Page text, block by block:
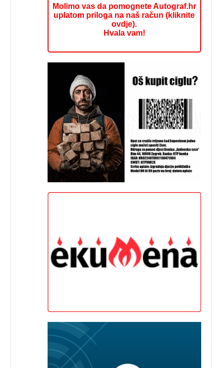
Molimo vas da pomognete Autograf.hr
uplatom priloga na naš račun (kliknite
ovdje).
Hvala vam!